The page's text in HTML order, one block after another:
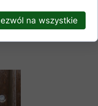
na wszystkie